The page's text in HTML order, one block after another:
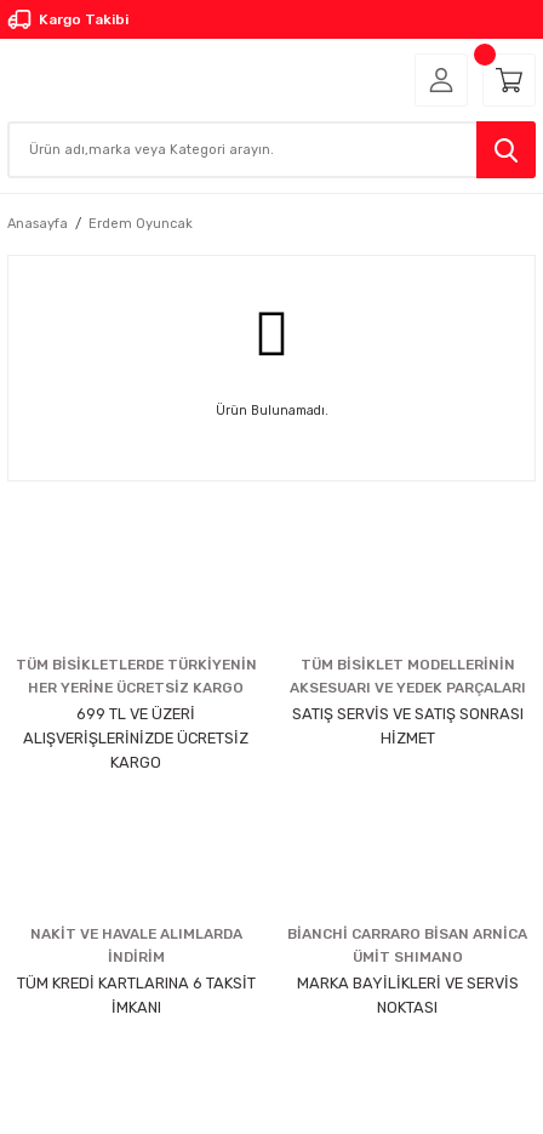
Kargo Takibi
Anasayfa Erdem Oyuncak
Ürün Bulunamadı.
TÜM BİSİKLETLERDE TÜRKİYENİN
HER YERİNE ÜCRETSİZ KARGO
699 TL VE ÜZERİ
ALIŞVERİŞLERİNİZDE ÜCRETSİZ
KARGO
TÜM BİSİKLET MODELLERİNİN
AKSESUARI VE YEDEK PARÇALARI
SATIŞ SERVİS VE SATIŞ SONRASI
HİZMET
NAKİT VE HAVALE ALIMLARDA
İNDİRİM
TÜM KREDİ KARTLARINA 6 TAKSİT
İMKANI
BİANCHİ CARRARO BİSAN ARNİCA
ÜMİT SHIMANO
MARKA BAYİLİKLERİ VE SERVİS
NOKTASI